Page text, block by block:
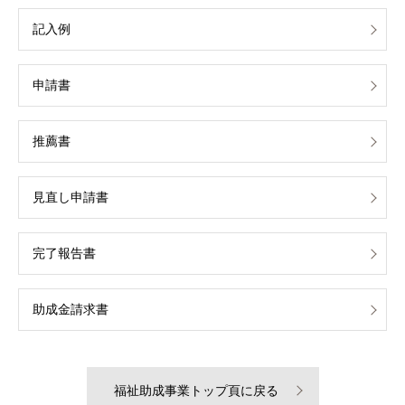
記入例
申請書
推薦書
見直し申請書
完了報告書
助成金請求書
福祉助成事業トップ頁に戻る